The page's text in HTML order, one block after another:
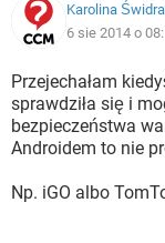
Karolina
6 sie 2014 o
Przejechałam
sprawdziła się i
bezpieczeństwa
Androidem to nie
Np. iGO albo